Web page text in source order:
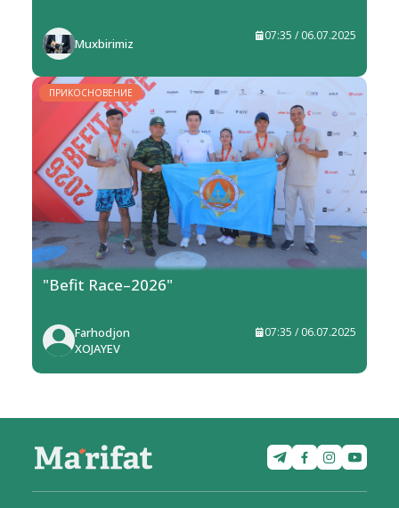
Muxbirimiz
07:35 / 06.07.2025
ПРИКОСНОВЕНИЕ
"Befit Race–2026"
Farhodjon
XOJAYEV
07:35 / 06.07.2025